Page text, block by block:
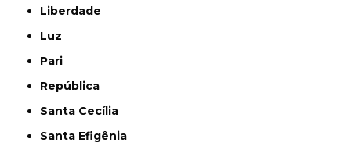
Liberdade
Luz
Pari
República
Santa Cecília
Santa Efigênia